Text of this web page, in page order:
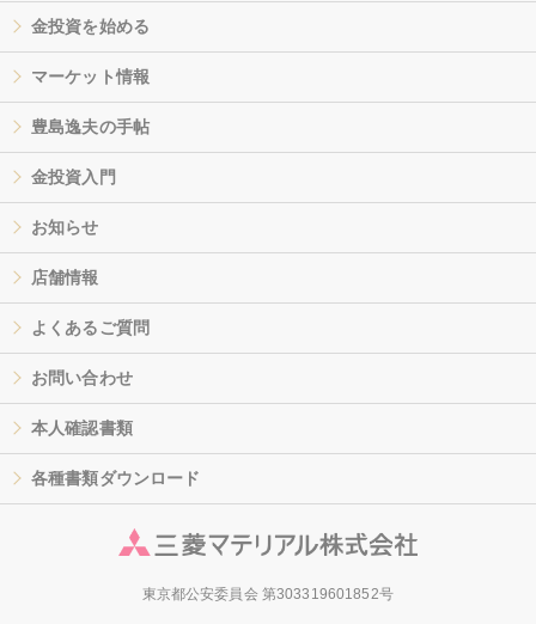
金投資を始める
マーケット情報
豊島逸夫の手帖
金投資入門
お知らせ
店舗情報
よくあるご質問
お問い合わせ
本人確認書類
各種書類ダウンロード
東京都公安委員会 第303319601852号